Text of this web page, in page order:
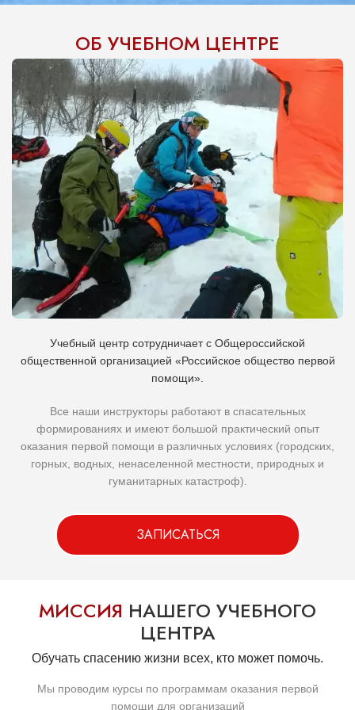
Двухдневная программа первой помощи с выдачей
сертификата.
ПРОГРАММЫ
ЗАПИСАТЬСЯ
ОБ УЧЕБНОМ ЦЕНТРЕ
Учебный центр сотрудничает с Общероссийской
общественной организацией «Российское общество первой
помощи».
Все наши инструкторы работают в спасательных
формированиях и имеют большой практический опыт
оказания первой помощи в различных условиях (городских,
горных, водных, ненаселенной местности, природных и
гуманитарных катастроф).
ЗАПИСАТЬСЯ
МИССИЯ НАШЕГО УЧЕБНОГО
ЦЕНТРА
Обучать спасению жизни всех, кто может помочь.
Мы проводим курсы по программам оказания первой
помощи для организаций